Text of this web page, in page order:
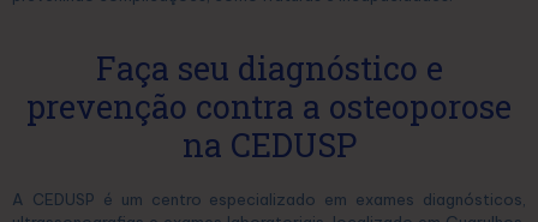
Faça seu diagnóstico e
prevenção contra a osteoporose
na CEDUSP
A CEDUSP é um centro especializado em exames diagnósticos,